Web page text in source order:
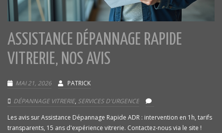
ASSISTANCE DÉPANNAGE RAPIDE
VITRERIE, NOS AVIS
MAI 21, 2026 PATRICK
DÉPANNAGE VITRERIE, SERVICES D'URGENCE
Les avis sur Assistance Dépannage Rapide ADR : intervention en 1h, tarifs
transparents, 15 ans d'expérience vitrerie. Contactez-nous via le site !